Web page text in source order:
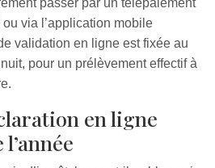
passer par un télépaiement
via l’application mobile
validation en ligne est fixée au
pour un prélèvement effectif à
en ligne